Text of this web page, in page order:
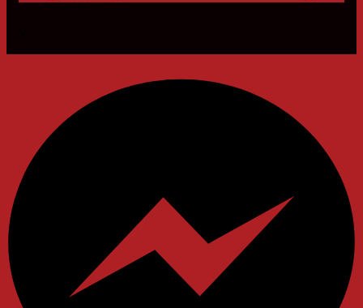
Messenger